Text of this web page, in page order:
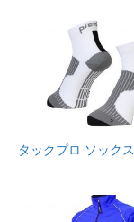
タックプロ ソックス